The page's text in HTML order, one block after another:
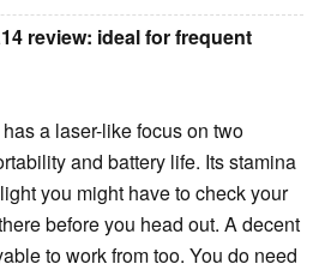
review: ideal for frequent
a laser-like focus on two
and battery life. Its stamina
you might have to check your
before you head out. A decent
to work from too. You do need